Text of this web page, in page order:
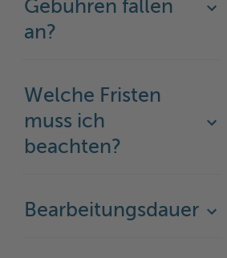
Gebühren fallen
an?
Welche Fristen
muss ich
beachten?
Bearbeitungsdauer